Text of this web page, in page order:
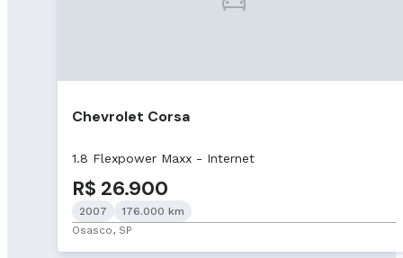
Chevrolet Corsa
1.8 Flexpower Maxx - Internet
R$ 26.900
2007
176.000 km
Osasco, SP